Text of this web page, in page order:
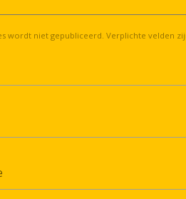
wordt niet gepubliceerd. Verplichte velden